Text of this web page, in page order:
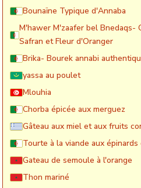
Bounaïne Typique d'Annaba
M'hawer M'zaafer bel Bnedaqs-
Safran et Fleur d'Oranger
Brika- Bourek annabi
yassa au poulet
Mlouhia
Chorba épicée aux merguez
Gâteau aux miel et aux fruits
Tourte à la viande aux
Gateau de semoule à l'orange
Thon mariné